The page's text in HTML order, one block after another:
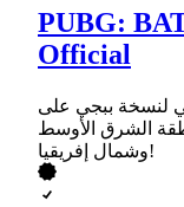
PUBG:
Official
لنسخة ببجي على
الشرق الأوسط
وشمال إفريقيا!